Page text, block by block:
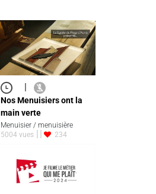
|
Nos Menuisiers ont la
main verte
Menuisier / menuisière
5004 vues
234